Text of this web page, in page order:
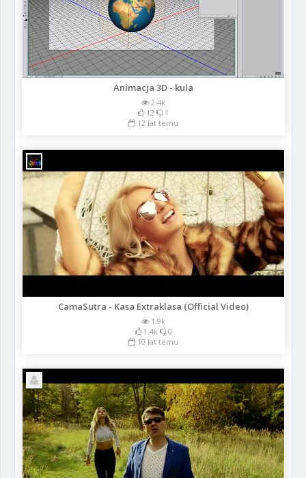
Animacja 3D - kula
2.4k
12
1
12 lat temu
CamaSutra - Kasa Extraklasa (Official Video)
1.9k
1.4k
0
10 lat temu